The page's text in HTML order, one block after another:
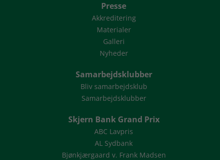
Presse
Akkreditering
Materialer
Galleri
Nyheder
Samarbejdsklubber
Bliv samarbejdsklub
Samarbejdsklubber
Skjern Bank Grand Prix
ABC Lavpris
AL Sydbank
Bjønkjærgaard v. Frank Madsen